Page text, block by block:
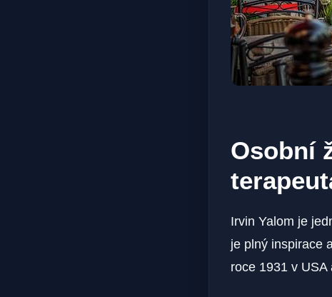
Osobní
Irvin Yalom je
je plný inspirace
roce 1931 v